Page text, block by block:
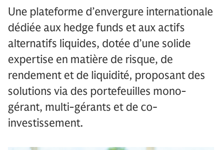
Une plateforme d’envergure internationale
dédiée aux hedge funds et aux actifs
alternatifs liquides, dotée d’une solide
expertise en matière de risque, de
rendement et de liquidité, proposant des
solutions via des portefeuilles mono-
gérant, multi-gérants et de co-
investissement.